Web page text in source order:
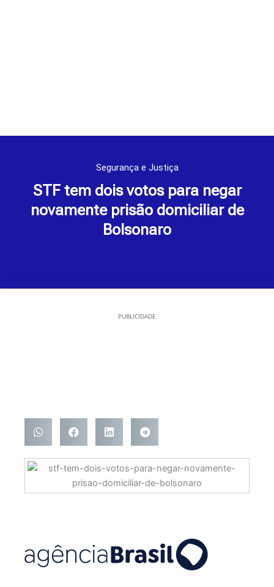
Segurança e Justiça
STF tem dois votos para negar
novamente prisão domiciliar de
Bolsonaro
PUBLICIDADE